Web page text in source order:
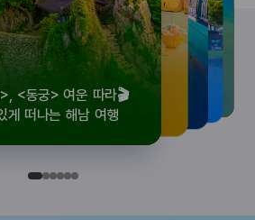
🚶따라,
는 여름
<동궁> 여운 따라🎬
게 떠나는 해남 여행
로컬 감성 수집!
전국 로컬 기념품숍 3곳⭐
우리말이 더 재미있어지는
세종 한글 여행
숲길부터 천년 고찰까지!
마음에 쉼을 더하는 부안
뚜벅이 여행자 주목🚶
양양 1박 2일 코스
백제의 숨결을 따라,
부여에서 만나는 여름
<호프>, <동궁> 여운 따라🎬
실속 있게 떠나는 해남 여행
로컬 감성 수집!
전국 로컬 기념품숍 3곳⭐
우리말이 더 재미있어지는
세종 한글 여행
숲길부터 천년 고찰까지!
마음에 쉼을 더하는 부안
뚜벅이 여행자 주목🚶
양양 1박 2일 코스
백제의 숨결을 따라,
부여에서 만나는 여름